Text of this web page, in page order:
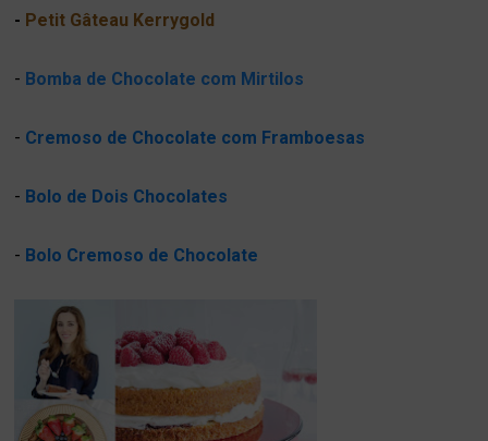
- Petit Gâteau Kerrygold
- Bomba de Chocolate com Mirtilos
- Cremoso de Chocolate com Framboesas
- Bolo de Dois Chocolates
- Bolo Cremoso de Chocolate